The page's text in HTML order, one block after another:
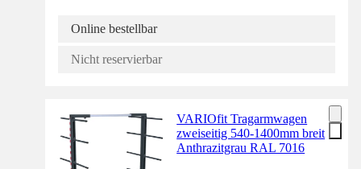
Online bestellbar
Nicht reservierbar
VARIOfit Tragarmwagen
zweiseitig 540-1400mm breit
Anthrazitgrau RAL 7016